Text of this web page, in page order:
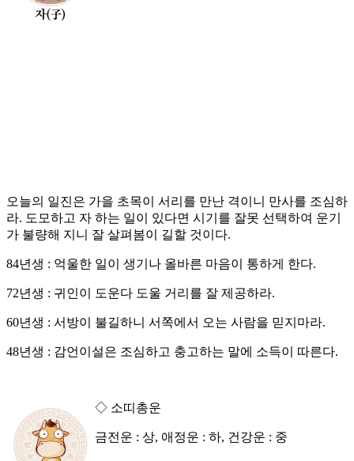
오늘의 일진은 가을 초목이 서리를 만난 격이니 만사를 조심하
라. 도모하고 자 하는 일이 있다면 시기를 잘못 선택하여 운기
가 불량해 지니 잘 살펴봄이 길할 것이다.
84년생 : 억울한 일이 생기나 올바른 마음이 통하게 한다.
72년생 : 귀인이 도운다 도울 거리를 잘 제공하라.
60년생 : 서방이 불길하니 서쪽에서 오는 사람을 믿지마라.
48년생 : 감언이설은 조심하고 충고하는 말에 소득이 따른다.
◇ 소띠총운
금전운 : 상, 애정운 : 하, 건강운 : 중